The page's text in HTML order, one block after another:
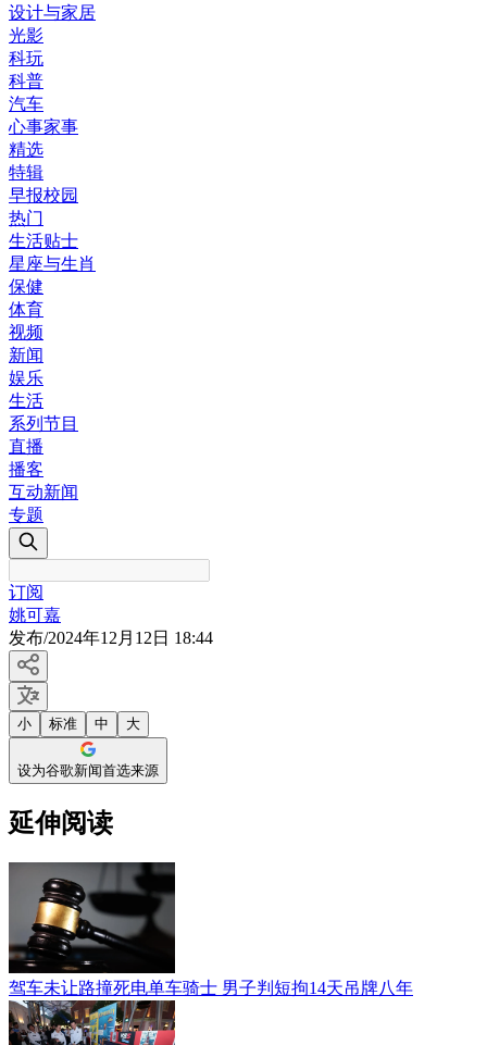
设计与家居
光影
科玩
科普
汽车
心事家事
精选
特辑
早报校园
热门
生活贴士
星座与生肖
保健
体育
视频
新闻
娱乐
生活
系列节目
直播
播客
互动新闻
专题
订阅
姚可嘉
发布/2024年12月12日 18:44
小 标准 中 大
设为谷歌新闻首选来源
延伸阅读
驾车未让路撞死电单车骑士 男子判短拘14天吊牌八年